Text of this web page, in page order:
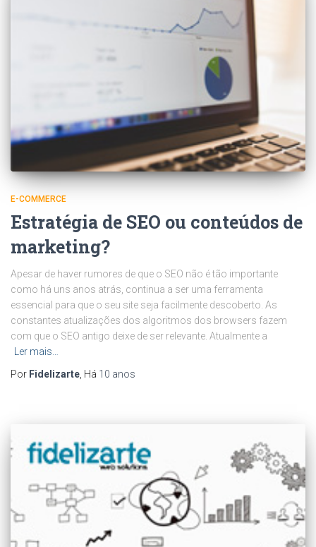
E-COMMERCE
Estratégia de SEO ou conteúdos de
marketing?
Apesar de haver rumores de que o SEO não é tão importante
como há uns anos atrás, continua a ser uma ferramenta
essencial para que o seu site seja facilmente descoberto. As
constantes atualizações dos algoritmos dos browsers fazem
com que o SEO antigo deixe de ser relevante. Atualmente a
Ler mais…
Por Fidelizarte , Há 10 anos